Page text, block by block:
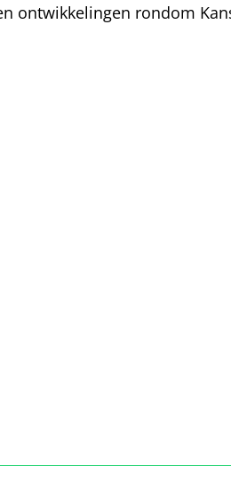
ontwikkelingen rondom